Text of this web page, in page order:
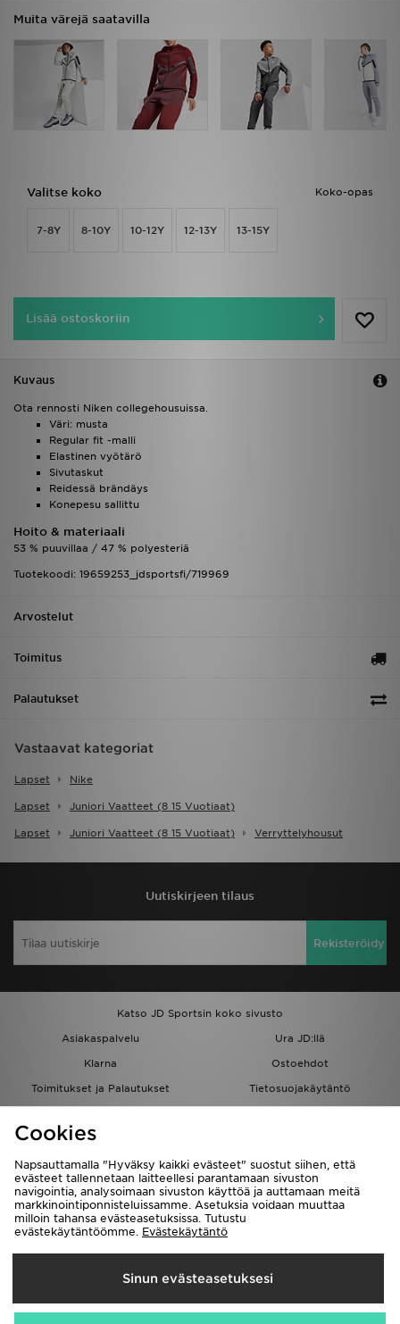
Muita värejä saatavilla
Koko-opas
Valitse koko
7-8Y 8-10Y 10-12Y 12-13Y 13-15Y
Lisää ostoskoriin
Kuvaus
Ota rennosti Niken collegehousuissa.
Väri: musta
Regular fit -malli
Elastinen vyötärö
Sivutaskut
Reidessä brändäys
Konepesu sallittu
Hoito & materiaali
53 % puuvillaa / 47 % polyesteriä
Tuotekoodi: 19659253_jdsportsfi/719969
Arvostelut
Toimitus
Palautukset
Vastaavat kategoriat
Lapset Nike
Lapset Juniori Vaatteet (8 15 Vuotiaat)
Lapset Juniori Vaatteet (8 15 Vuotiaat) Verryttelyhousut
Uutiskirjeen tilaus
Rekisteröidy
Katso JD Sportsin koko sivusto
Asiakaspalvelu
Ura JD:llä
Klarna
Ostoehdot
Toimitukset ja Palautukset
Tietosuojakäytäntö
Löydä myymälä
Kumppanuusohjelma
JD Blog
Toimitetaan
Suomi
Cookies
Napsauttamalla "Hyväksy kaikki evästeet" suostut siihen, että
evästeet tallennetaan laitteellesi parantamaan sivuston
navigointia, analysoimaan sivuston käyttöä ja auttamaan meitä
markkinointiponnisteluissamme. Asetuksia voidaan muuttaa
milloin tahansa evästeasetuksissa. Tutustu
evästekäytäntöömme. Evästekäytäntö
Sinun evästeasetuksesi